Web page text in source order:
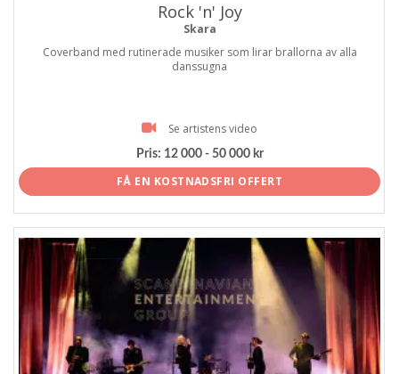
Rock 'n' Joy
Skara
Coverband med rutinerade musiker som lirar brallorna av alla
danssugna
Se artistens video
Pris: 12 000 - 50 000 kr
FÅ EN KOSTNADSFRI OFFERT